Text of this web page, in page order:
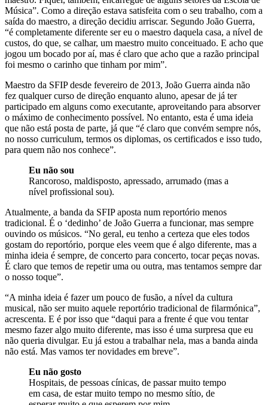
Música”. Como a direção estava satisfeita com o seu trabalho, com a
saída do maestro, a direção decidiu arriscar. Segundo João Guerra,
“é completamente diferente ser eu o maestro daquela casa, a nível de
custos, do que, se calhar, um maestro muito conceituado. E acho que
jogou um bocado por aí, mas é claro que acho que a razão principal
foi mesmo o carinho que tinham por mim”.
Maestro da SFIP desde fevereiro de 2013, João Guerra ainda não
fez qualquer curso de direção enquanto aluno, apesar de já ter
participado em alguns como executante, aproveitando para absorver
o máximo de conhecimento possível. No entanto, esta é uma ideia
que não está posta de parte, já que “é claro que convém sempre nós,
no nosso curriculum, termos os diplomas, os certificados e isso tudo,
para quem não nos conhece”.
Eu não sou
Rancoroso, maldisposto, apressado, arrumado (mas a
nível profissional sou).
Atualmente, a banda da SFIP aposta num reportório menos
tradicional. É o ‘dedinho’ de João Guerra a funcionar, mas sempre
ouvindo os músicos. “No geral, eu tenho a certeza que eles todos
gostam do reportório, porque eles veem que é algo diferente, mas a
minha ideia é sempre, de concerto para concerto, tocar peças novas.
É claro que temos de repetir uma ou outra, mas tentamos sempre dar
o nosso toque”.
“A minha ideia é fazer um pouco de fusão, a nível da cultura
musical, não ser muito aquele reportório tradicional de filarmónica”,
acrescenta. E é por isso que “daqui para a frente é que vou tentar
mesmo fazer algo muito diferente, mas isso é uma surpresa que eu
não queria divulgar. Eu já estou a trabalhar nela, mas a banda ainda
não está. Mas vamos ter novidades em breve”.
Eu não gosto
Hospitais, de pessoas cínicas, de passar muito tempo
em casa, de estar muito tempo no mesmo sítio, de